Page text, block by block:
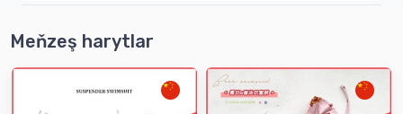
Meňzeş harytlar